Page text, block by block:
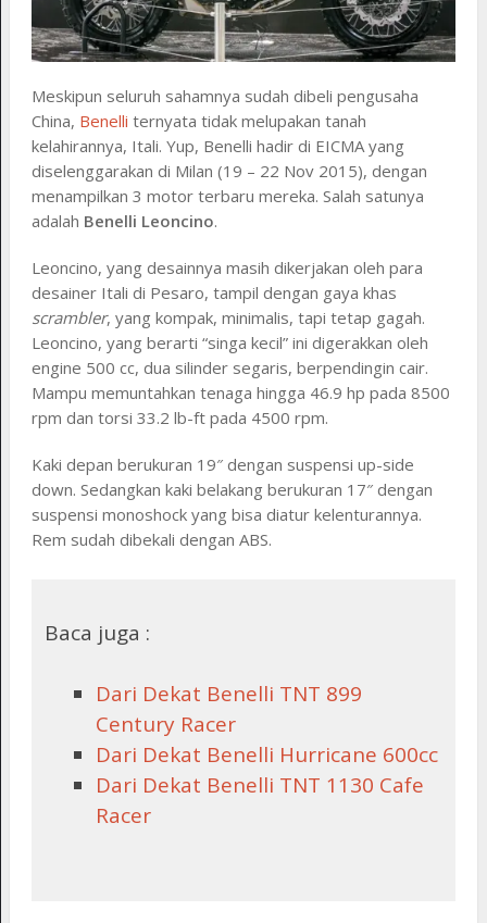
Meskipun seluruh sahamnya sudah dibeli pengusaha
China, Benelli ternyata tidak melupakan tanah
kelahirannya, Itali. Yup, Benelli hadir di EICMA yang
diselenggarakan di Milan (19 – 22 Nov 2015), dengan
menampilkan 3 motor terbaru mereka. Salah satunya
adalah Benelli Leoncino.
Leoncino, yang desainnya masih dikerjakan oleh para
desainer Itali di Pesaro, tampil dengan gaya khas
scrambler, yang kompak, minimalis, tapi tetap gagah.
Leoncino, yang berarti “singa kecil” ini digerakkan oleh
engine 500 cc, dua silinder segaris, berpendingin cair.
Mampu memuntahkan tenaga hingga 46.9 hp pada 8500
rpm dan torsi 33.2 lb-ft pada 4500 rpm.
Kaki depan berukuran 19″ dengan suspensi up-side
down. Sedangkan kaki belakang berukuran 17″ dengan
suspensi monoshock yang bisa diatur kelenturannya.
Rem sudah dibekali dengan ABS.
Baca juga :
Dari Dekat Benelli TNT 899
Century Racer
Dari Dekat Benelli Hurricane 600cc
Dari Dekat Benelli TNT 1130 Cafe
Racer